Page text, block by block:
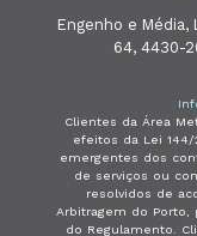
Engenho e Média,
64, 4430-
Clientes da Área
efeitos da Lei
emergentes dos
de serviços ou
resolvidos de
Arbitragem do
do Regulamento.